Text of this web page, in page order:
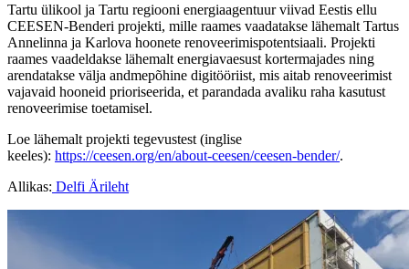
Tartu ülikool ja Tartu regiooni energiaagentuur viivad Eestis ellu
CEESEN-Benderi projekti, mille raames vaadatakse lähemalt Tartus
Annelinna ja Karlova hoonete renoveerimispotentsiaali. Projekti
raames vaadeldakse lähemalt energiavaesust kortermajades ning
arendatakse välja andmepõhine digitööriist, mis aitab renoveerimist
vajavaid hooneid prioriseerida, et parandada avaliku raha kasutust
renoveerimise toetamisel.
Loe lähemalt projekti tegevustest (inglise
keeles): https://ceesen.org/en/about-ceesen/ceesen-bender/.
Allikas: Delfi Ärileht